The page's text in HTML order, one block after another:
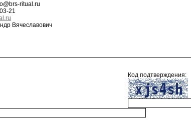
ritual.ru
21
Вячеславович
Код подтверждения: